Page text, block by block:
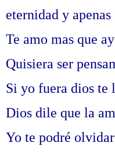
eternidad y
Te amo mas que
Quisiera ser
Si yo fuera dios
Dios dile que la
Yo te podré